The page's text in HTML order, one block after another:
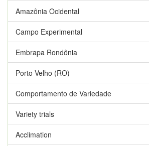
Amazônia Ocidental
Campo Experimental
Embrapa Rondônia
Porto Velho (RO)
Comportamento de Variedade
Variety trials
Acclimation